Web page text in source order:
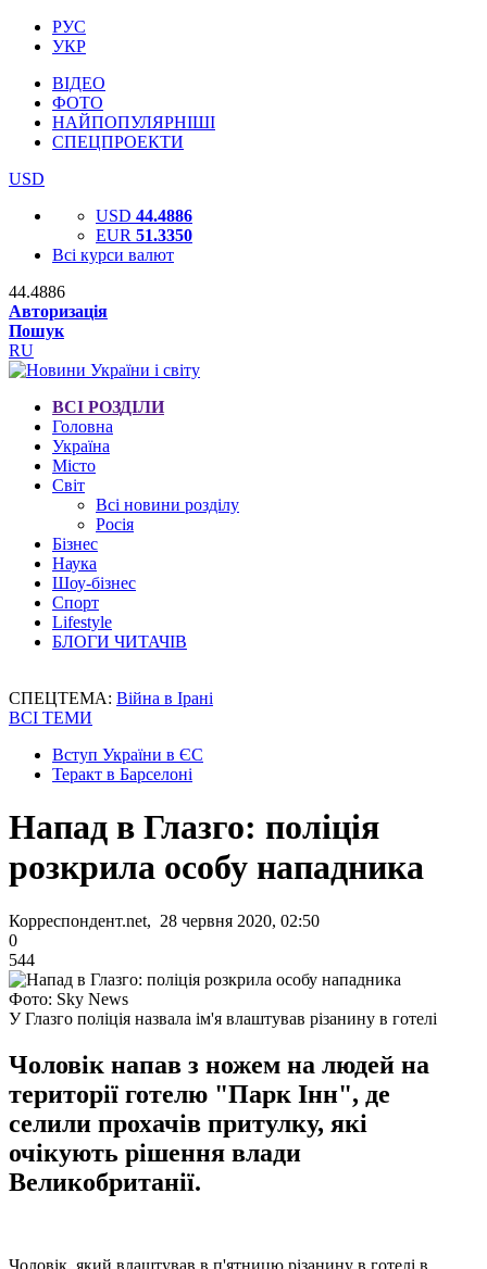
РУС
УКР
ВІДЕО
ФОТО
НАЙПОПУЛЯРНІШІ
СПЕЦПРОЕКТИ
USD
USD 44.4886
EUR 51.3350
Всі курси валют
44.4886
Авторизація
Пошук
RU
ВСІ РОЗДІЛИ
Головна
Україна
Місто
Світ
Всі новини розділу
Росія
Бізнес
Наука
Шоу-бізнес
Спорт
Lifestyle
БЛОГИ ЧИТАЧІВ
СПЕЦТЕМА: Війна в Ірані
ВСІ ТЕМИ
Вступ України в ЄС
Теракт в Барселоні
Напад в Глазго: поліція
розкрила особу нападника
Корреспондент.net, 28 червня 2020, 02:50
0
544
Фото: Sky News
У Глазго поліція назвала ім'я влаштував різанину в готелі
Чоловік напав з ножем на людей на
території готелю "Парк Інн", де
селили прохачів притулку, які
очікують рішення влади
Великобританії.
Чоловік, який влаштував в п'ятницю різанину в готелі в